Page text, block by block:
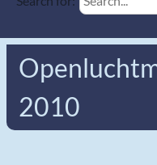
2010